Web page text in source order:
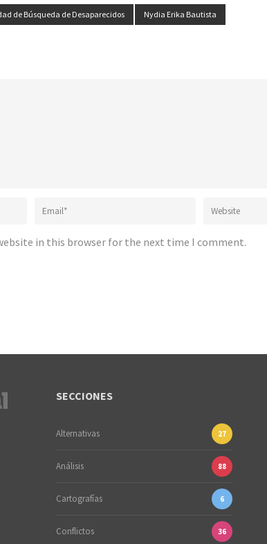
de Búsqueda de Desaparecidos Nydia Erika Bautista
in this browser for the next time I comment.
SECCIONES
Alternativas 27
Análisis 88
Cartografías 6
Conflictos 36